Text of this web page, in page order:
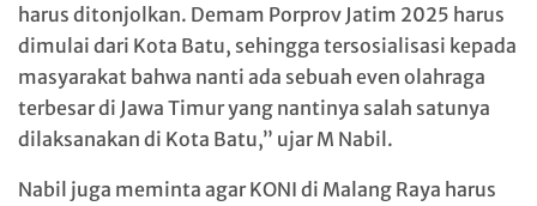
harus ditonjolkan. Demam Porprov Jatim 2025 harus
dimulai dari Kota Batu, sehingga tersosialisasi kepada
masyarakat bahwa nanti ada sebuah even olahraga
terbesar di Jawa Timur yang nantinya salah satunya
dilaksanakan di Kota Batu,” ujar M Nabil.
Nabil juga meminta agar KONI di Malang Raya harus